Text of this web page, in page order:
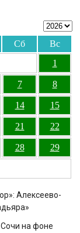
Сб
Вс
1
7 8
14 15
21 22
28 29
Алексеево-
Сочи на фоне